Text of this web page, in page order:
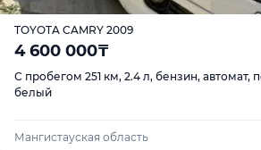
TOYOTA CAMRY 2009
4 600 000₸
С пробегом 251 км, 2.4 л, бензин, автомат,
белый
Мангистауская область